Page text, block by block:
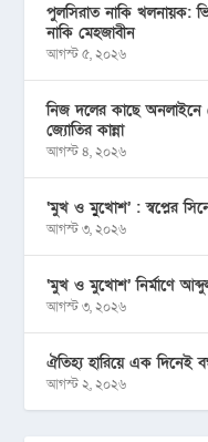
পুলসিরাত নাকি খলনায়ক:
নাকি মেহজাবীন
আগস্ট ৫, ২০২৬
নিজ দলের কাছে অনলাইনে
জ্যোতির কান্না
আগস্ট ৪, ২০২৬
‘মুখ ও মু্খোশ’ : স্বপ্নের
আগস্ট ৩, ২০২৬
‘মুখ ও মুখোশ’ নির্মাণে
আগস্ট ৩, ২০২৬
ঐতিহ্য হারিয়ে এক দিনেই
আগস্ট ২, ২০২৬